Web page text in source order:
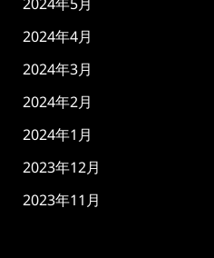
2024年4月
2024年3月
2024年2月
2024年1月
2023年12月
2023年11月